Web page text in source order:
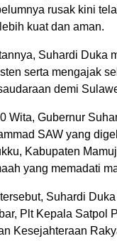
rusak kini
kuat dan aman.
Suhardi Duka
serta mengajak
demi
Wita, Gubernur
SAW yang
Kabupaten
yang memadati
Suhardi
Plt Kepala Satpol
Kesejahteraan